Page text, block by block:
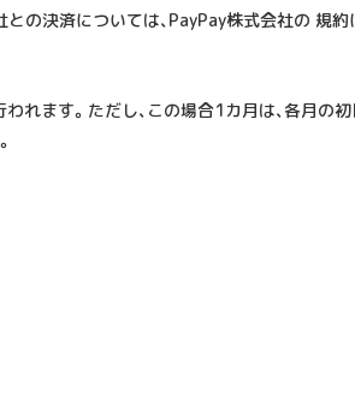
の決済については、PayPay株式会社の 規約
れます。ただし、この場合1カ月は、各月の